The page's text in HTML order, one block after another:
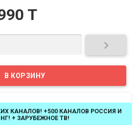
T

КАНАЛОВ! +500 КАНАЛОВ РОССИЯ И
+ ЗАРУБЕЖНОЕ ТВ!